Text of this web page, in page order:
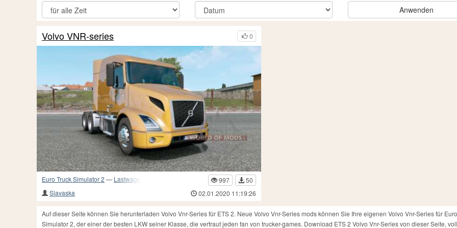
Anwenden
0
Volvo VNR-series
Euro Truck Simulator 2 — Lastwagen und andere Fahrzeuge 997
50
Slavaska
02.01.2020 11:19:26
Auf dieser Seite können Sie herunterladen Volvo Vnr-Series für ETS 2. Neue Volvo Vnr-Series mods können Sie Ihre eigenen Volvo Vnr-Series für
Simulator 2, der einer der besten LKW seiner Klasse, die vertraut jeden fan von trucker-games. Download ETS 2 Volvo Vnr-Series von dieser Seite,